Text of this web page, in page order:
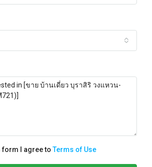
form I agree toTerms of Use